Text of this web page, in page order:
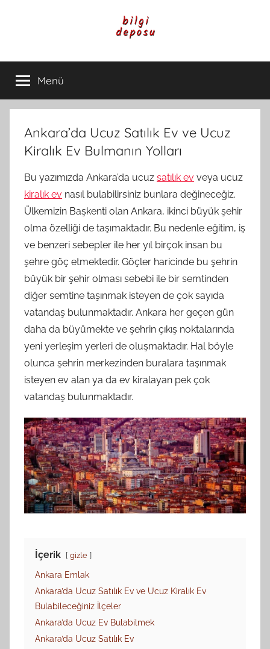
Bilgi
Deposu
Günlük
Yaşam
ve
Rehber
Menü
Ankara’da Ucuz Satılık Ev ve Ucuz
Kiralık Ev Bulmanın Yolları
Bu yazımızda Ankara’da ucuz satılık ev veya ucuz
kiralık ev nasıl bulabilirsiniz bunlara değineceğiz.
Ülkemizin Başkenti olan Ankara, ikinci büyük şehir
olma özelliği de taşımaktadır. Bu nedenle eğitim, iş
ve benzeri sebepler ile her yıl birçok insan bu
şehre göç etmektedir. Göçler haricinde bu şehrin
büyük bir şehir olması sebebi ile bir semtinden
diğer semtine taşınmak isteyen de çok sayıda
vatandaş bulunmaktadır. Ankara her geçen gün
daha da büyümekte ve şehrin çıkış noktalarında
yeni yerleşim yerleri de oluşmaktadır. Hal böyle
olunca şehrin merkezinden buralara taşınmak
isteyen ev alan ya da ev kiralayan pek çok
vatandaş bulunmaktadır.
İçerik gizle
Ankara Emlak
Ankara’da Ucuz Satılık Ev ve Ucuz Kiralık Ev
Bulabileceğiniz İlçeler
Ankara’da Ucuz Ev Bulabilmek
Ankara’da Ucuz Satılık Ev